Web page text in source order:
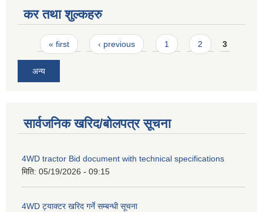
कर तथा शुल्कहरु
Pages
« first ‹ previous 1 2 3
अन्य
सार्वजनिक खरिद/बोलपत्र सूचना
4WD tractor Bid document with technical specifications
मिति: 05/19/2026 - 09:15
4WD ट्याक्टर खरिद गर्ने सम्बन्धी सूचना